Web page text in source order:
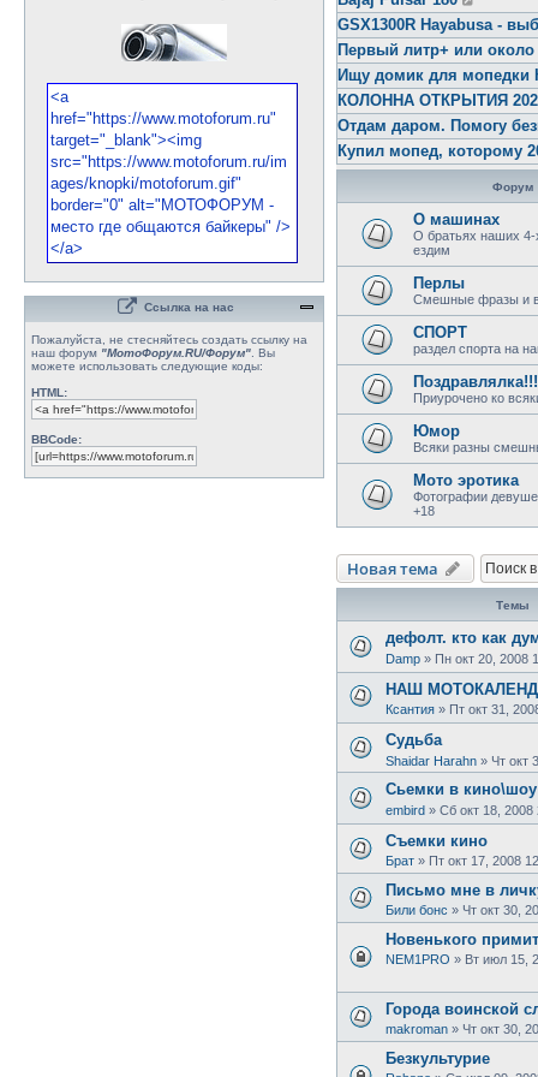
GSX1300R Hayabusa -
Первый литр+ или около
Ищу домик для мопедки
КОЛОННА ОТКРЫТИЯ
Отдам даром. Помогу
Купил мопед, которому
Форум
О машинах
О братьях наших
ездим
Перлы
Смешные фразы и
СПОРТ
раздел спорта на
Поздравлялка!!!
Приурочено ко
Юмор
Всяки разны
Мото эротика
Фотографии
+18
Новая тема
Темы
дефолт. кто как
Damp » Пн окт 20, 2008
НАШ
Ксантия » Пт окт 31,
Судьба
Shaidar Harahn » Чт окт
Сьемки в кино\шоу
embird » Сб окт 18, 2008
Съемки кино
Брат » Пт окт 17, 2008
Письмо мне в
Били бонс » Чт окт 30,
Новенького
NEM1PRO » Вт июл 15,
Города воинской
makroman » Чт окт 30,
Безкультурие
Ссылка на нас
Пожалуйста, не стесняйтесь создать ссылку на
наш форум "МотоФорум.RU/Форум" . Вы
можете использовать следующие коды:
HTML:
BBCode: